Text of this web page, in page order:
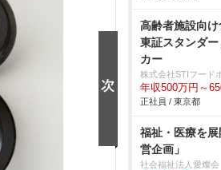
高齢者施設向
東証スタンダ
カー
株式会社STIフード
年収500万円～
正社員 / 東京都
福祉・医療を
営企画」
社会福祉法人愛燦会